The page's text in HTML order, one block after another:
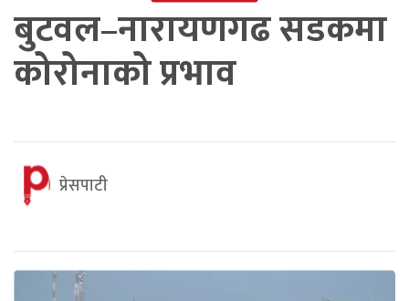
बुटवल–नारायणगढ सडकमा
कोरोनाको प्रभाव
प्रेसपाटी